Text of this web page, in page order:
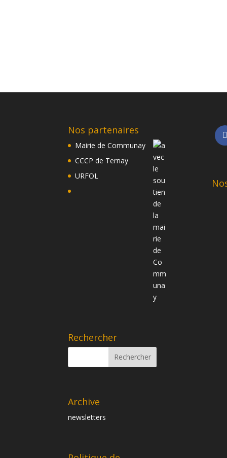
Nos partenaires
Mairie de Communay
CCCP de Ternay
URFOL
Rechercher
Archive
newsletters